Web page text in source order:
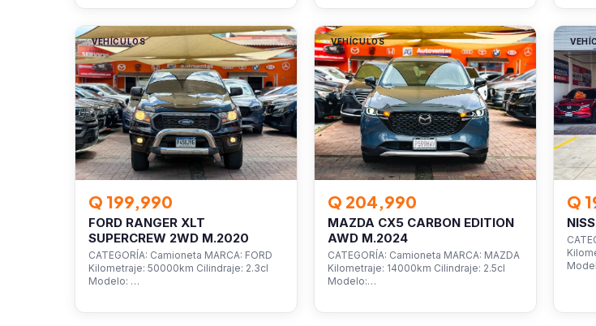
VEHÍCULOS
Q 199,990
FORD RANGER XLT
SUPERCREW 2WD M.2020
CATEGORÍA: Camioneta MARCA: FORD
Kilometraje: 50000km Cilindraje: 2.3cl
Modelo: …
VEHÍCULOS
Q 204,990
MAZDA CX5 CARBON EDITION
AWD M.2024
CATEGORÍA: Camioneta MARCA: MAZDA
Kilometraje: 14000km Cilindraje: 2.5cl
Modelo:…
Q